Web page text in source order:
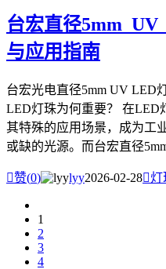
台宏直径
与应用指南
台宏光电直径5mm UV LED
LED灯珠为何重要？ 在LED
其特殊的应用场景，成为工
或缺的光源。而台宏直径
赞(0) lyy2026-02-28灯
1
2
3
4